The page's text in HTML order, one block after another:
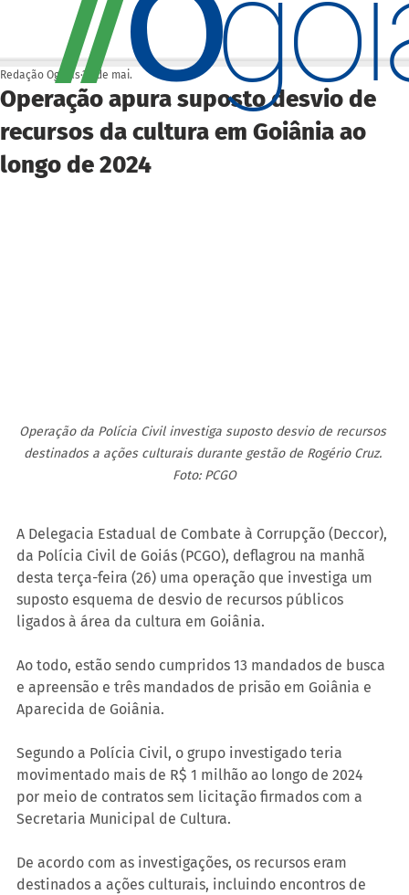
Operação apura suposto desvio de
recursos da cultura em Goiânia ao
longo de 2024
Redação Ogoiás 26 de mai.
Operação da Polícia Civil investiga suposto desvio de recursos
destinados a ações culturais durante gestão de Rogério Cruz.
Foto: PCGO
A Delegacia Estadual de Combate à Corrupção (Deccor),
da Polícia Civil de Goiás (PCGO), deflagrou na manhã
desta terça-feira (26) uma operação que investiga um
suposto esquema de desvio de recursos públicos
ligados à área da cultura em Goiânia.
Ao todo, estão sendo cumpridos 13 mandados de busca
e apreensão e três mandados de prisão em Goiânia e
Aparecida de Goiânia.
Segundo a Polícia Civil, o grupo investigado teria
movimentado mais de R$ 1 milhão ao longo de 2024
por meio de contratos sem licitação firmados com a
Secretaria Municipal de Cultura.
De acordo com as investigações, os recursos eram
destinados a ações culturais, incluindo encontros de